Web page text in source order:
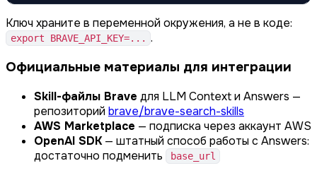
Ключ храните в переменной окружения, а не в коде:
export BRAVE_API_KEY=... .
Официальные материалы для интеграции
Skill-файлы Brave для LLM Context и Answers —
репозиторий brave/brave-search-skills
AWS Marketplace — подписка через аккаунт AWS
OpenAI SDK— штатный способ работы с Answers:
достаточно подменить
base_url